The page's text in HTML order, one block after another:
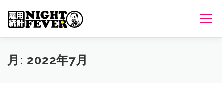
メニュ
HOME 生放送 番組について
月: 2022年7月